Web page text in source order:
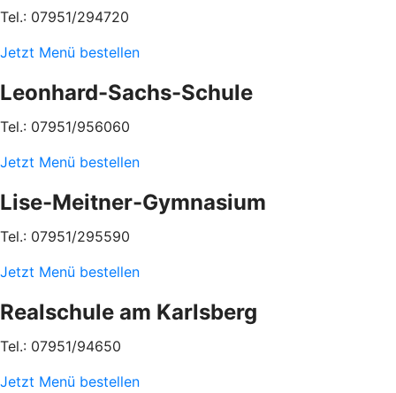
Tel.: 07951/294720
Jetzt Menü bestellen
Leonhard-Sachs-Schule
Tel.: 07951/956060
Jetzt Menü bestellen
Lise-Meitner-Gymnasium
Tel.: 07951/295590
Jetzt Menü bestellen
Realschule am Karlsberg
Tel.: 07951/94650
Jetzt Menü bestellen